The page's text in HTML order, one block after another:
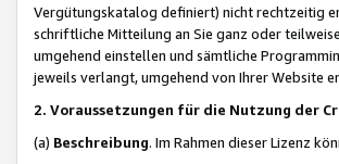
Vergütungskatalog definiert) nicht rechtzeitig
schriftliche Mitteilung an Sie ganz oder
umgehend einstellen und sämtliche
jeweils verlangt, umgehend von Ihrer Website
2. Voraussetzungen für die Nutzung der
(a) Beschreibung. Im Rahmen dieser Lizenz